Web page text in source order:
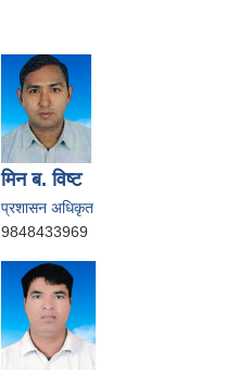
मिन ब. विष्ट
प्रशासन अधिकृत
9848433969